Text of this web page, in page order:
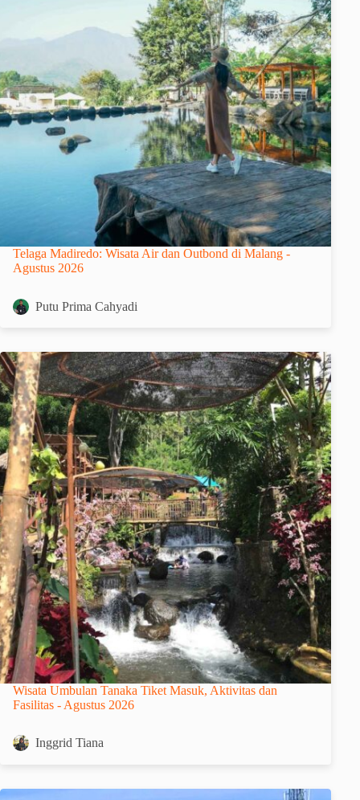
Telaga Madiredo: Wisata Air dan Outbond di Malang -
Agustus 2026
Putu Prima Cahyadi
Wisata Umbulan Tanaka Tiket Masuk, Aktivitas dan
Fasilitas - Agustus 2026
Inggrid Tiana